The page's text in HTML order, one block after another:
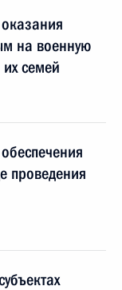
на военную
семей
проведения